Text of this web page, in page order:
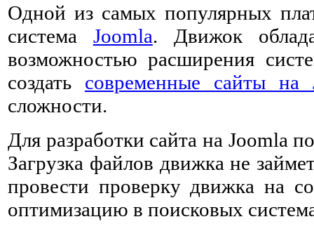
Одной из самых популярных
система Joomla. Движок
возможностью расширения
создать современные сайты
сложности.
Для разработки сайта на Joomla
Загрузка файлов движка не
провести проверку движка на
оптимизацию в поисковых